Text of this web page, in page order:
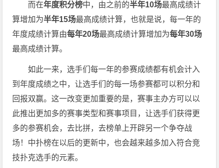
而在年度积分榜中，由之前的半年10场最高成绩计
算增加为半年15场最高成绩计算，也就是说，每一年的
年度成绩计算由每年20场最高成绩计算增加为每年30场
最高成绩计算。
如此一来，选手们每一年的参赛成绩都有机会计入
到年度成绩之中，让选手们的每一场参赛都可以积分和
回报双赢。这一改变更加重要的是，赛事主办方可以以
此推出更加多的赛事类型和赛事项目，让选手们获得更
多的参赛机会，去比拼，去榜单上开辟另一个争夺战
场！中扑榜在以后的更新中，也会越来越多加入符合竞
技扑克选手的元素。